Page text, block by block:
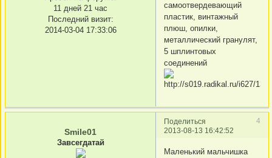
11 дней 21 час
Последний визит:
2014-03-04 17:33:06
самоотвердевающий
пластик, винтажный
плюш, опилки,
металлический гранулят,
5 шплинтовых
соединений
Поделиться
4
2013-08-13 16:42:52
Smile01
Завсегдатай
Маленький мальчишка